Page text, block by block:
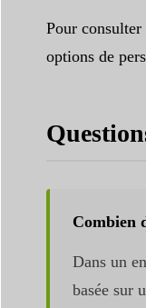
Pour
options de
Combien
Dans un
basée sur